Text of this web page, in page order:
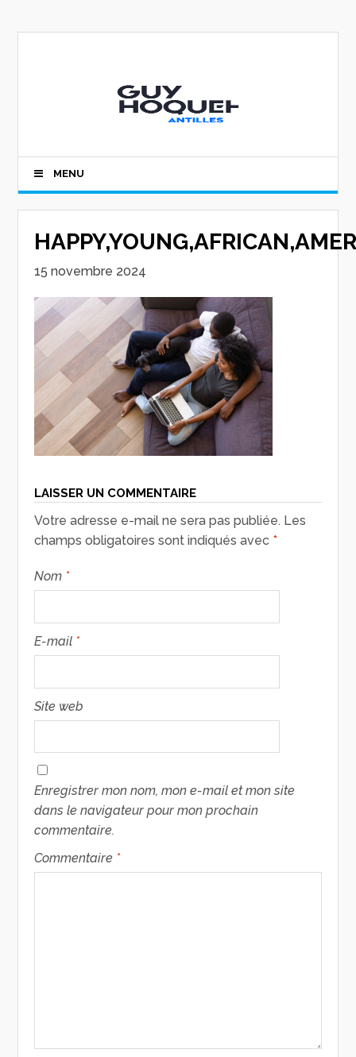
MENU
15 novembre 2024
LAISSER UN COMMENTAIRE
Votre adresse e-mail ne sera pas publiée. Les
champs obligatoires sont indiqués avec *
Nom *
E-mail *
Site web
Enregistrer mon nom, mon e-mail et mon site
dans le navigateur pour mon prochain
commentaire.
Commentaire *